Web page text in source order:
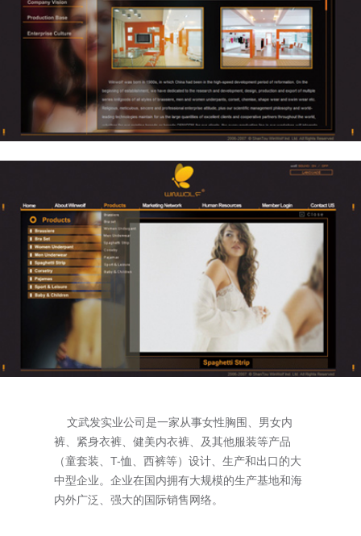
文武发实业公司是一家从事女性胸围、男女内
裤、紧身衣裤、健美内衣裤、及其他服装等产品
（童套装、T-恤、西裤等）设计、生产和出口的大
中型企业。企业在国内拥有大规模的生产基地和海
内外广泛、强大的国际销售网络。